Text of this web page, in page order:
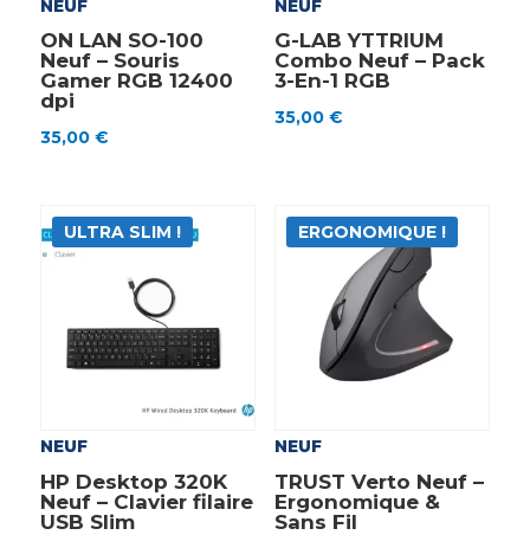
NEUF
ON LAN SO-100
Neuf – Souris
Gamer RGB 12400
dpi
35,00 €
NEUF
G-LAB YTTRIUM
Combo Neuf – Pack
3-En-1 RGB
35,00 €
ULTRA SLIM !
NEUF
HP Desktop 320K
Neuf – Clavier filaire
USB Slim
ERGONOMIQUE !
NEUF
TRUST Verto Neuf –
Ergonomique &
Sans Fil